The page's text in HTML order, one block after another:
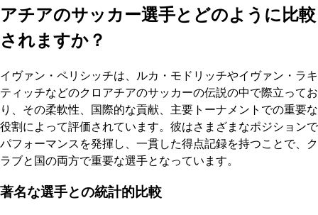
アチアのサッカー選手とどのように比較
されますか？
イヴァン・ペリシッチは、ルカ・モドリッチやイヴァン・ラキ
ティッチなどのクロアチアのサッカーの伝説の中で際立ってお
り、その柔軟性、国際的な貢献、主要トーナメントでの重要な
役割によって評価されています。彼はさまざまなポジションで
パフォーマンスを発揮し、一貫した得点記録を持つことで、ク
ラブと国の両方で重要な選手となっています。
著名な選手との統計的比較